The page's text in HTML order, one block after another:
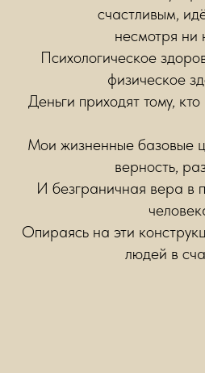
счастливым,
несмотря ни
Психологическое
физическое
Деньги приходят тому,
Мои жизненные базовые
верность,
И безграничная вера в
Опираясь на эти
людей в